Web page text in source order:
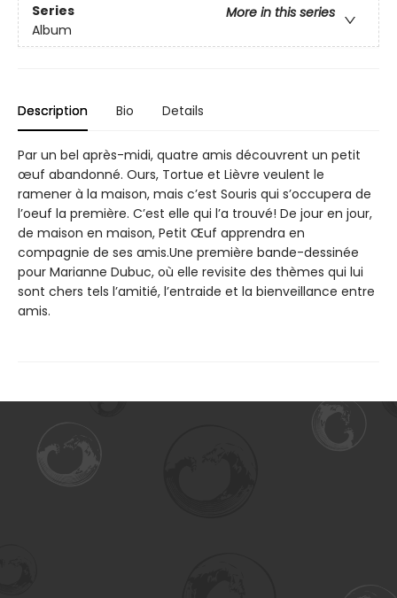
Series
More in this series
Album
Description Bio Details
Par un bel après-midi, quatre amis découvrent un petit
œuf abandonné. Ours, Tortue et Lièvre veulent le
ramener à la maison, mais c’est Souris qui s’occupera de
l’oeuf la première. C’est elle qui l’a trouvé! De jour en jour,
de maison en maison, Petit Œuf apprendra en
compagnie de ses amis.Une première bande-dessinée
pour Marianne Dubuc, où elle revisite des thèmes qui lui
sont chers tels l’amitié, l’entraide et la bienveillance entre
amis.